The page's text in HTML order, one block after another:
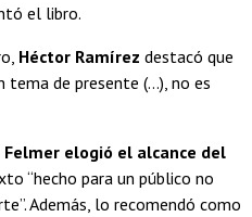
el libro.
Héctor Ramírez destacó que
tema de presente (…), no es
elogió el alcance del
“hecho para un público no
Además, lo recomendó como